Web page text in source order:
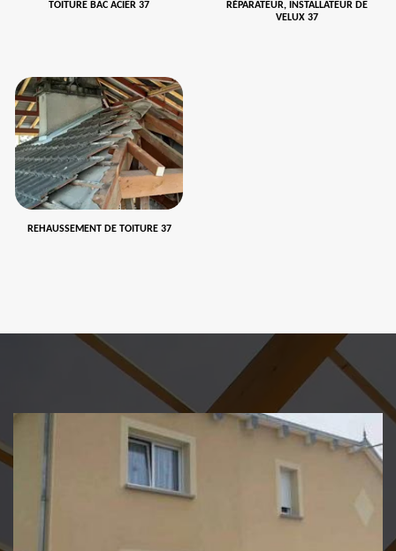
TOITURE BAC ACIER 37
RÉPARATEUR, INSTALLATEUR DE
VELUX 37
REHAUSSEMENT DE TOITURE 37